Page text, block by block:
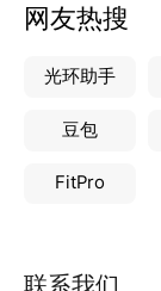
网友热搜
光环助手
豆包
FitPro
联系我们